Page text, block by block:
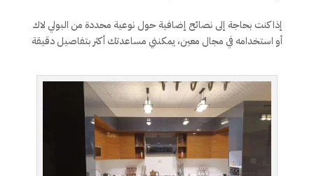
إذا كنت بحاجة إلى نصائح إضافية حول نوعية محددة من البولي لاك
أو استخدامه في مجال معين، يمكنني مساعدتك أكثر بتفاصيل دقيقة